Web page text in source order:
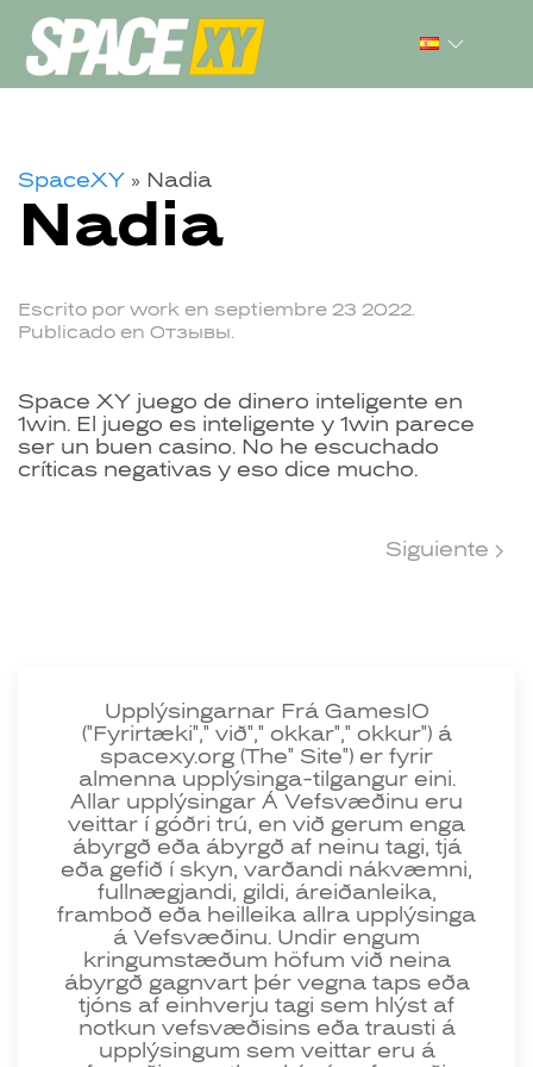
SpaceXY » Nadia
Nadia
Escrito por work en septiembre 23 2022.
Publicado en Отзывы.
Space XY juego de dinero inteligente en
1win. El juego es inteligente y 1win parece
ser un buen casino. No he escuchado
críticas negativas y eso dice mucho.
Siguiente
Upplýsingarnar Frá GamesIO
("Fyrirtæki"," við"," okkar"," okkur") á
spacexy.org (The" Site") er fyrir
almenna upplýsinga-tilgangur eini.
Allar upplýsingar Á Vefsvæðinu eru
veittar í góðri trú, en við gerum enga
ábyrgð eða ábyrgð af neinu tagi, tjá
eða gefið í skyn, varðandi nákvæmni,
fullnægjandi, gildi, áreiðanleika,
framboð eða heilleika allra upplýsinga
á Vefsvæðinu. Undir engum
kringumstæðum höfum við neina
ábyrgð gagnvart þér vegna taps eða
tjóns af einhverju tagi sem hlýst af
notkun vefsvæðisins eða trausti á
upplýsingum sem veittar eru á